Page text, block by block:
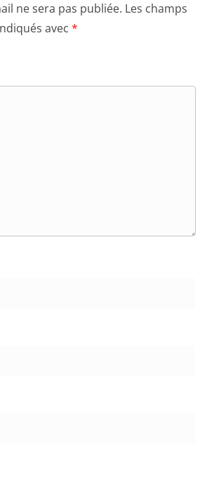
ne sera pas publiée. Les champs
avec *